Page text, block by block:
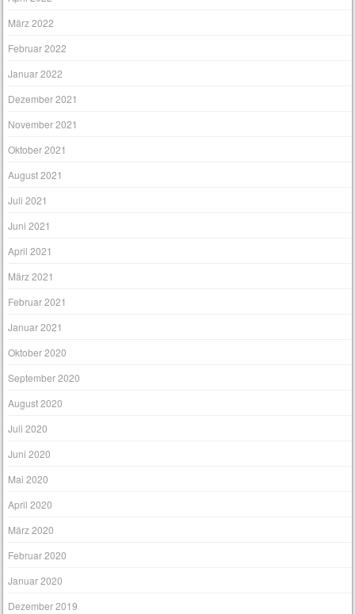
März 2022
Februar 2022
Januar 2022
Dezember 2021
November 2021
Oktober 2021
August 2021
Juli 2021
Juni 2021
April 2021
März 2021
Februar 2021
Januar 2021
Oktober 2020
September 2020
August 2020
Juli 2020
Juni 2020
Mai 2020
April 2020
März 2020
Februar 2020
Januar 2020
Dezember 2019